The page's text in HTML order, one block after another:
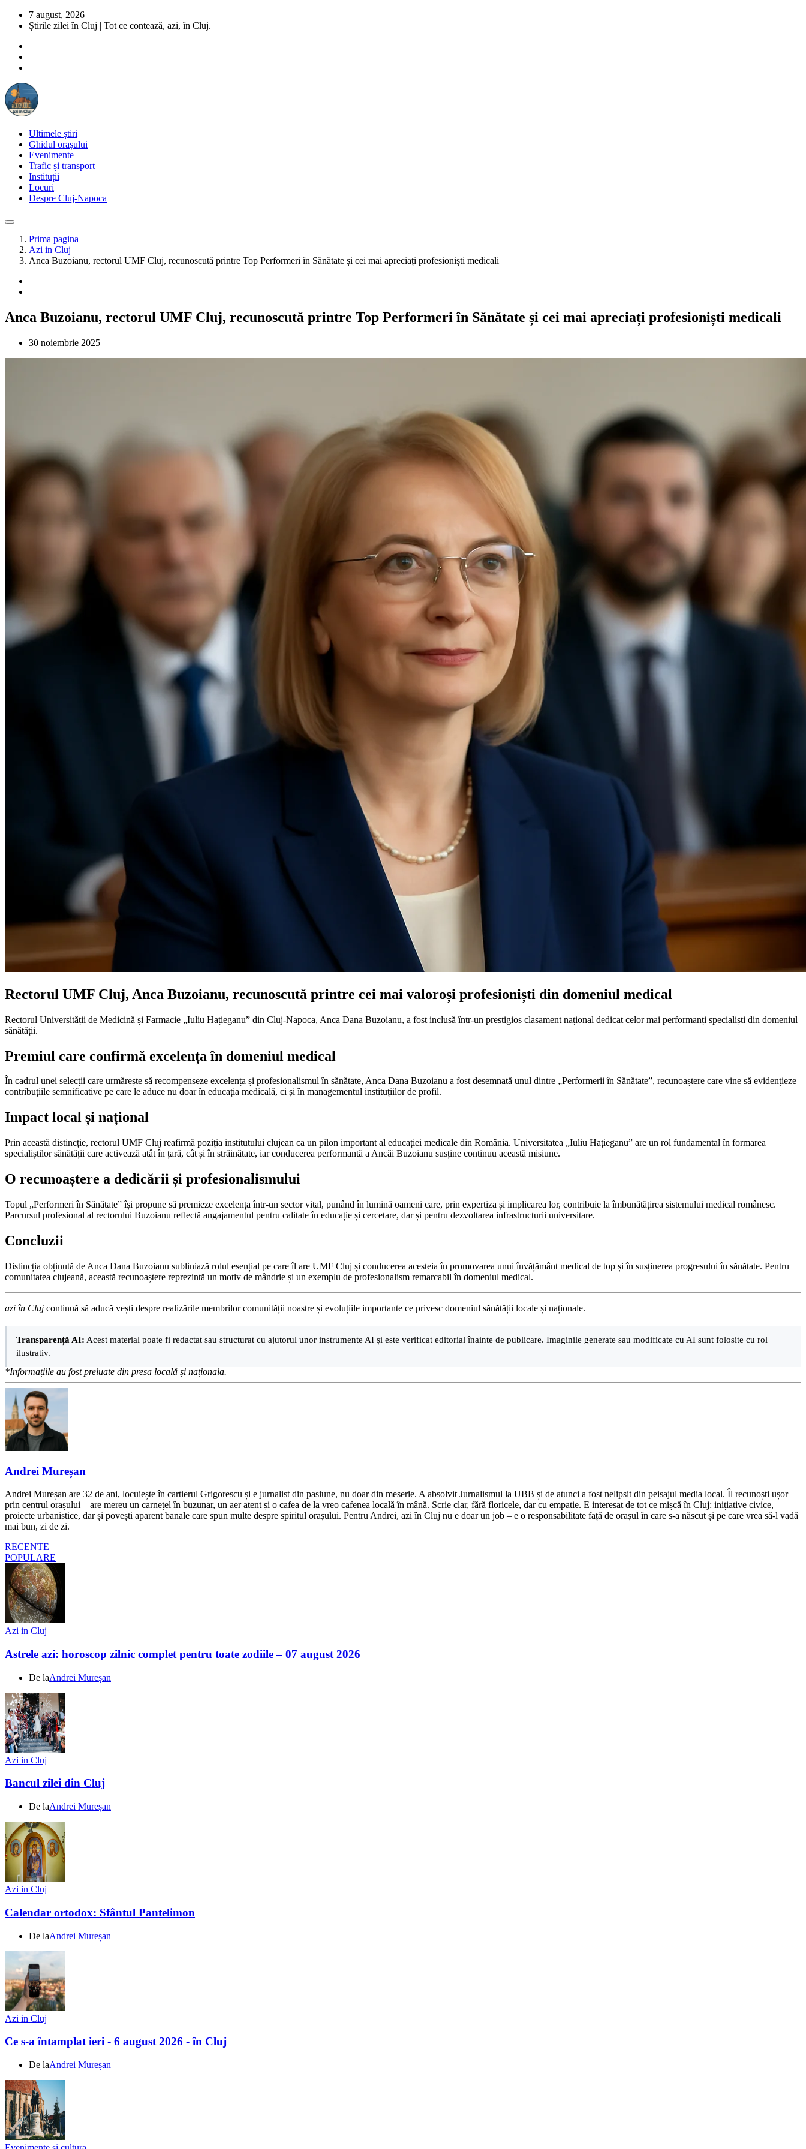
7 august, 2026
Știrile zilei în Cluj | Tot ce contează, azi, în Cluj.
Ultimele știri
Ghidul orașului
Evenimente
Trafic și transport
Instituții
Locuri
Despre Cluj-Napoca
Prima pagina
Azi in Cluj
Anca Buzoianu, rectorul UMF Cluj, recunoscută printre Top Performeri în Sănătate și cei mai apreciați profesioniști medicali
Anca Buzoianu, rectorul UMF Cluj, recunoscută printre Top Performeri în Sănătate și cei mai apreciați profesioniști medicali
30 noiembrie 2025
Rectorul UMF Cluj, Anca Buzoianu, recunoscută printre cei mai valoroși profesioniști din domeniul medical
Rectorul Universității de Medicină și Farmacie „Iuliu Hațieganu” din Cluj-Napoca, Anca Dana Buzoianu, a fost inclusă într-un prestigios clasament național dedicat celor mai performanți specialiști din domeniul
sănătății.
Premiul care confirmă excelența în domeniul medical
În cadrul unei selecții care urmărește să recompenseze excelența și profesionalismul în sănătate, Anca Dana Buzoianu a fost desemnată unul dintre „Performerii în Sănătate”, recunoaștere care vine să evidențieze
contribuțiile semnificative pe care le aduce nu doar în educația medicală, ci și în managementul instituțiilor de profil.
Impact local și național
Prin această distincție, rectorul UMF Cluj reafirmă poziția institutului clujean ca un pilon important al educației medicale din România. Universitatea „Iuliu Hațieganu” are un rol fundamental în formarea
specialiștilor sănătății care activează atât în țară, cât și în străinătate, iar conducerea performantă a Ancăi Buzoianu susține continuu această misiune.
O recunoaștere a dedicării și profesionalismului
Topul „Performeri în Sănătate” își propune să premieze excelența într-un sector vital, punând în lumină oameni care, prin expertiza și implicarea lor, contribuie la îmbunătățirea sistemului medical românesc.
Parcursul profesional al rectorului Buzoianu reflectă angajamentul pentru calitate în educație și cercetare, dar și pentru dezvoltarea infrastructurii universitare.
Concluzii
Distincția obținută de Anca Dana Buzoianu subliniază rolul esențial pe care îl are UMF Cluj și conducerea acesteia în promovarea unui învățământ medical de top și în susținerea progresului în sănătate. Pentru
comunitatea clujeană, această recunoaștere reprezintă un motiv de mândrie și un exemplu de profesionalism remarcabil în domeniul medical.
azi în Cluj continuă să aducă vești despre realizările membrilor comunității noastre și evoluțiile importante ce privesc domeniul sănătății locale și naționale.
Transparență AI: Acest material poate fi redactat sau structurat cu ajutorul unor instrumente AI și este verificat editorial înainte de publicare. Imaginile generate sau modificate cu AI sunt folosite cu rol
ilustrativ.
*Informațiile au fost preluate din presa locală și naționala.
Andrei Mureșan
Andrei Mureșan are 32 de ani, locuiește în cartierul Grigorescu și e jurnalist din pasiune, nu doar din meserie. A absolvit Jurnalismul la UBB și de atunci a fost nelipsit din peisajul media local. Îl recunoști ușor
prin centrul orașului – are mereu un carnețel în buzunar, un aer atent și o cafea de la vreo cafenea locală în mână. Scrie clar, fără floricele, dar cu empatie. E interesat de tot ce mișcă în Cluj: inițiative civice,
proiecte urbanistice, dar și povești aparent banale care spun multe despre spiritul orașului. Pentru Andrei, azi în Cluj nu e doar un job – e o responsabilitate față de orașul în care s-a născut și pe care vrea să-l vadă
mai bun, zi de zi.
RECENTE
POPULARE
Azi in Cluj
Astrele azi: horoscop zilnic complet pentru toate zodiile – 07 august 2026
De laAndrei Mureșan
Azi in Cluj
Bancul zilei din Cluj
De laAndrei Mureșan
Azi in Cluj
Calendar ortodox: Sfântul Pantelimon
De laAndrei Mureșan
Azi in Cluj
Ce s-a întamplat ieri - 6 august 2026 - în Cluj
De laAndrei Mureșan